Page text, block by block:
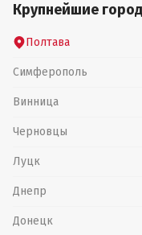
Крупнейшие
Полтава
Симферополь
Винница
Черновцы
Луцк
Днепр
Донецк